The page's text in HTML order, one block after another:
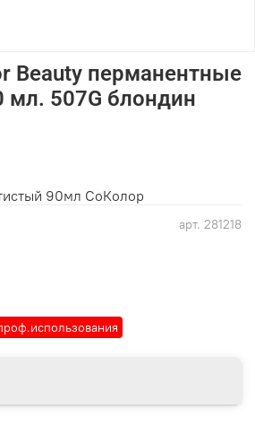
арт. 281218
Beauty перманентные
мл. 507G блондин
90мл СоКолор